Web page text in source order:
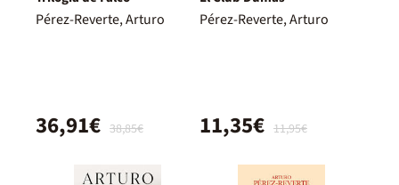
Pérez-Reverte, Arturo
38,85€
36,91€
Pérez-Reverte, Arturo
11,95€
11,35€